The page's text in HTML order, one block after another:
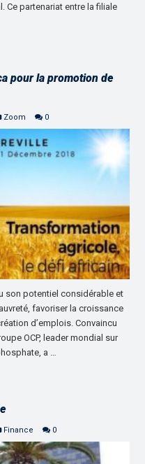
Ce partenariat entre la filiale
pour la promotion de
Zoom 0
son potentiel considérable et
favoriser la croissance
d’emplois. Convaincu
OCP, leader mondial sur
a …
Finance 0